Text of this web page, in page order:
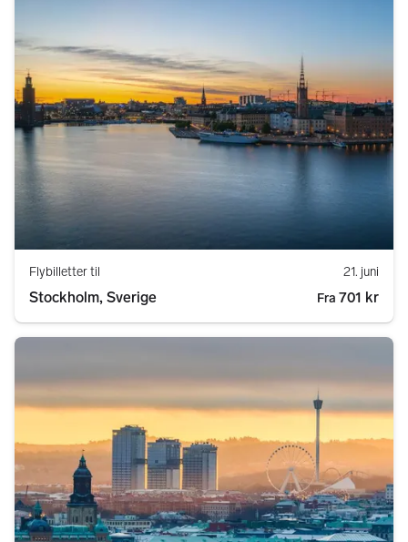
Flybilletter til 21. juni
Stockholm, Sverige Fra 701 kr